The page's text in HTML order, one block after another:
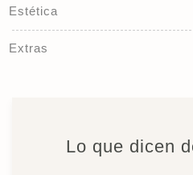
Estética
Extras
Lo que dicen